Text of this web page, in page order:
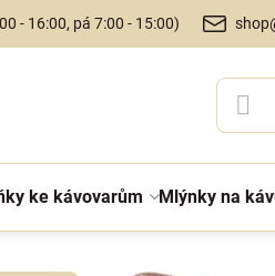
- 16:00, pá 7:00 - 15:00)
ke kávovarům Mlýnky na